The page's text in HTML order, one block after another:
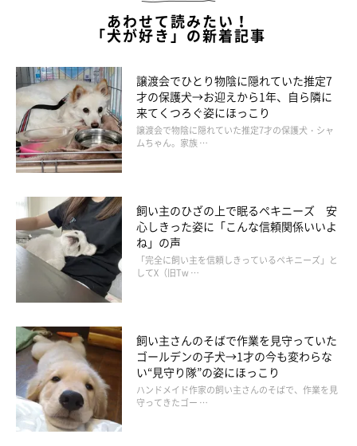
あわせて読みたい！
「犬が好き」の新着記事
譲渡会でひとり物陰に隠れていた推定7
才の保護犬→お迎えから1年、自ら隣に
来てくつろぐ姿にほっこり
譲渡会で物陰に隠れていた推定7才の保護犬・シャ
ムちゃん。家族 …
飼い主のひざの上で眠るペキニーズ 安
心しきった姿に「こんな信頼関係いいよ
ね」の声
「完全に飼い主を信頼しきっているペキニーズ」と
してX（旧Tw …
飼い主さんのそばで作業を見守っていた
ゴールデンの子犬→1才の今も変わらな
い“見守り隊”の姿にほっこり
ハンドメイド作家の飼い主さんのそばで、作業を見
守ってきたゴー …